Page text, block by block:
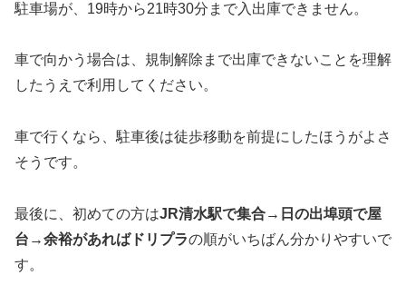
駐車場が、19時から21時30分まで入出庫できません。
車で向かう場合は、規制解除まで出庫できないことを理解
したうえで利用してください。
車で行くなら、駐車後は徒歩移動を前提にしたほうがよさ
そうです。
最後に、初めての方はJR清水駅で集合→日の出埠頭で屋
台→余裕があればドリプラの順がいちばん分かりやすいで
す。